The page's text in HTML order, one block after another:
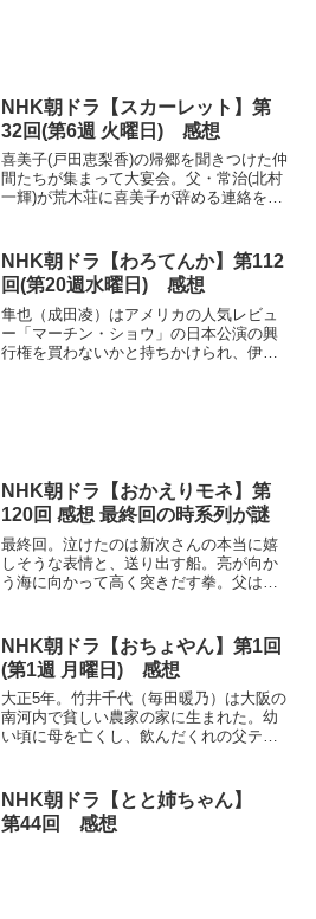
NHK朝ドラ【スカーレット】第
32回(第6週 火曜日) 感想
喜美子(戸田恵梨香)の帰郷を聞きつけた仲
間たちが集まって大宴会。父・常治(北村
一輝)が荒木荘に喜美子が辞める連絡をし
し川原家に響く不協和音を治める役目を
喜美子に期待する...
NHK朝ドラ【わろてんか】第112
回(第20週水曜日) 感想
隼也（成田凌）はアメリカの人気レビュ
ー「マーチン・ショウ」の日本公演の興
行権を買わないかと持ちかけられ、伊能
NHK朝ドラ【おかえりモネ】第
120回 感想 最終回の時系列が謎
最終回。泣けたのは新次さんの本当に嬉
しそうな表情と、送り出す船。亮が向か
う海に向かって高く突きだす拳。父は陸
昔の光は戻ってこないけれど、新しく前
へ進む。及川家の物語だ...
NHK朝ドラ【おちょやん】第1回
(第1週 月曜日) 感想
大正5年。竹井千代（毎田暖乃）は大阪の
南河内で貧しい農家の家に生まれた。幼
い頃に母を亡くし、飲んだくれの父テル
女の子だったが、父の留守中は、小さい
弟の面倒を見ながら、生...
NHK朝ドラ【とと姉ちゃん】
第44回 感想